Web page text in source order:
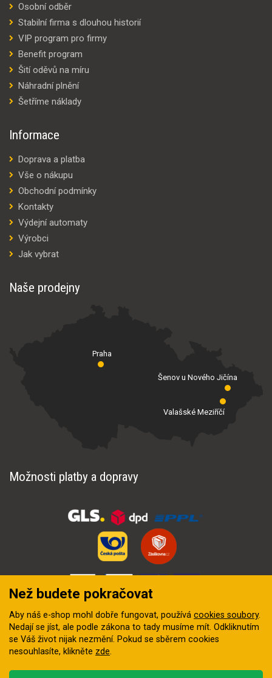
Osobní odběr
Stabilní firma s dlouhou historií
VIP program pro firmy
Benefit program
Šití oděvů na míru
Náhradní plnění
Šetříme náklady
Informace
Doprava a platba
Vše o nákupu
Obchodní podmínky
Kontakty
Výdejní automaty
Výrobci
Jak vybrat
Naše prodejny
Praha
Valašské Meziříčí
Šenov u Nového Jičína
Možnosti platby a dopravy
Než budete pokračovat
Aby náš e-shop mohl dobře fungovat, používá cookies soubory.
Nedají se jíst, ale podle zákona to tady musíme mít. Odkliknutím
se Váš život nijak nezmění. Pokud se sběrem cookies
nesouhlasíte, klikněte zde.